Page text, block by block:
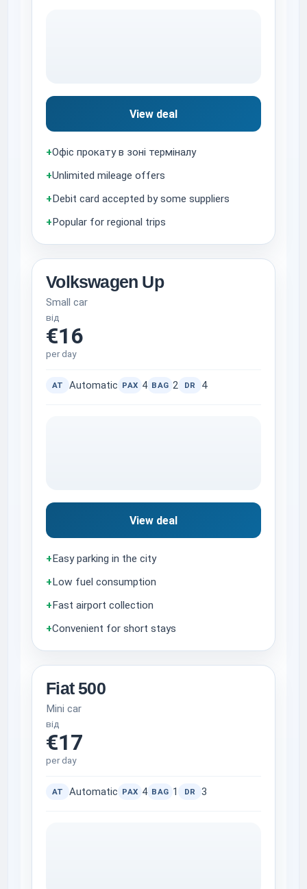
View deal
+Офіс прокату в зоні терміналу
+Unlimited mileage offers
+Debit card accepted by some suppliers
+Popular for regional trips
Volkswagen Up
Small car
від
€16
per day
AT Automatic PAX 4 BAG 2 DR 4
View deal
+ Easy parking in the city
+ Low fuel consumption
+ Fast airport collection
+Convenient for short stays
Fiat 500
Mini car
від
€17
per day
AT Automatic PAX 4 BAG 1 DR 3